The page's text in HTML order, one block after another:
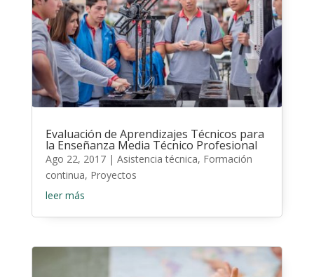
Evaluación de Aprendizajes Técnicos para
la Enseñanza Media Técnico Profesional
Ago 22, 2017| Asistencia técnica, Formación
continua, Proyectos
leer más